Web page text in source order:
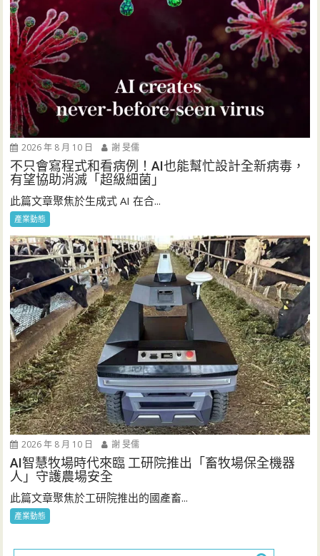
2026 年 8 月 10 日 謝 旻儒
不只會寫程式和看病例！AI也能幫忙設計全新病毒，
有望協助消滅「超級細菌」
此篇文章聚焦於生成式 AI 在合...
產業動態
2026 年 8 月 10 日 謝 旻儒
AI智慧牧場時代來臨 工研院推出「畜牧場保全機器
人」守護農場安全
此篇文章聚焦於工研院推出的國產畜...
產業動態